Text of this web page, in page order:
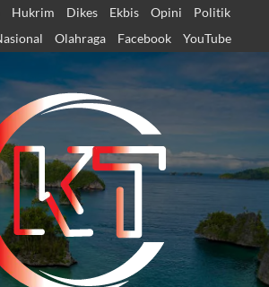
Hukrim Dikes Ekbis Opini
Politik
Olahraga Facebook YouTube